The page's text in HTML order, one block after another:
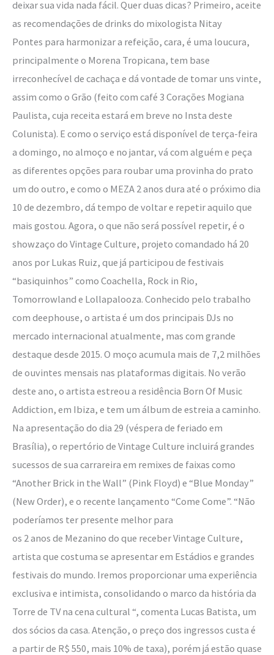
deixar sua vida nada fácil. Quer duas dicas? Primeiro, aceite
as recomendações de drinks do mixologista Nitay
Pontes para harmonizar a refeição, cara, é uma loucura,
principalmente o Morena Tropicana, tem base
irreconhecível de cachaça e dá vontade de tomar uns vinte,
assim como o Grão (feito com café 3 Corações Mogiana
Paulista, cuja receita estará em breve no Insta deste
Colunista). E como o serviço está disponível de terça-feira
a domingo, no almoço e no jantar, vá com alguém e peça
as diferentes opções para roubar uma provinha do prato
um do outro, e como o MEZA 2 anos dura até o próximo dia
10 de dezembro, dá tempo de voltar e repetir aquilo que
mais gostou. Agora, o que não será possível repetir, é o
showzaço do Vintage Culture, projeto comandado há 20
anos por Lukas Ruiz, que já participou de festivais
“basiquinhos” como Coachella, Rock in Rio,
Tomorrowland e Lollapalooza. Conhecido pelo trabalho
com deephouse, o artista é um dos principais DJs no
mercado internacional atualmente, mas com grande
destaque desde 2015. O moço acumula mais de 7,2 milhões
de ouvintes mensais nas plataformas digitais. No verão
deste ano, o artista estreou a residência Born Of Music
Addiction, em Ibiza, e tem um álbum de estreia a caminho.
Na apresentação do dia 29 (véspera de feriado em
Brasília), o repertório de Vintage Culture incluirá grandes
sucessos de sua carrareira em remixes de faixas como
“Another Brick in the Wall” (Pink Floyd) e “Blue Monday”
(New Order), e o recente lançamento “Come Come”. “Não
poderíamos ter presente melhor para
os 2 anos de Mezanino do que receber Vintage Culture,
artista que costuma se apresentar em Estádios e grandes
festivais do mundo. Iremos proporcionar uma experiência
exclusiva e intimista, consolidando o marco da história da
Torre de TV na cena cultural “, comenta Lucas Batista, um
dos sócios da casa. Atenção, o preço dos ingressos custa é
a partir de R$ 550, mais 10% de taxa), porém já estão quase